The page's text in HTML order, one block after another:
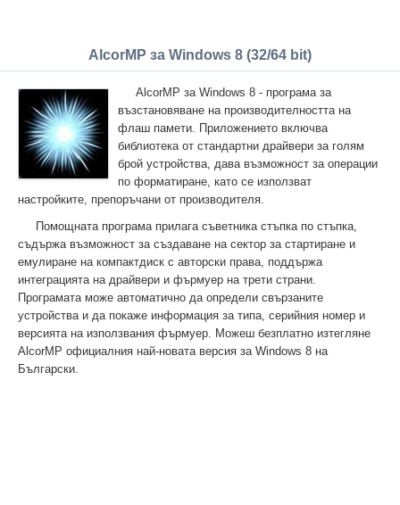
AlcorMP за Windows 8 (32/64 bit)
AlcorMP за Windows 8 - програма за
възстановяване на производителността на
флаш памети. Приложението включва
библиотека от стандартни драйвери за голям
брой устройства, дава възможност за операции
по форматиране, като се използват
настройките, препоръчани от производителя.
Помощната програма прилага съветника стъпка по стъпка,
съдържа възможност за създаване на сектор за стартиране и
емулиране на компактдиск с авторски права, поддържа
интеграцията на драйвери и фърмуер на трети страни.
Програмата може автоматично да определи свързаните
устройства и да покаже информация за типа, серийния номер и
версията на използвания фърмуер. Можеш безплатно изтегляне
AlcorMP официалния най-новата версия за Windows 8 на
Български.